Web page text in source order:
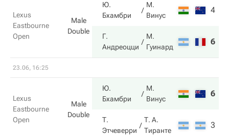
Lexus
Eastbourne
Open
Male
Double
Ю.
Бхамбри
М.
Винус
4
Г.
Андреоцци
М.
Гуинард
6
23.06, 16:25
Lexus
Eastbourne
Open
Male
Double
Ю.
Бхамбри
М.
Винус
6
Т.
Этчеверри
Т. А.
Тиранте
3